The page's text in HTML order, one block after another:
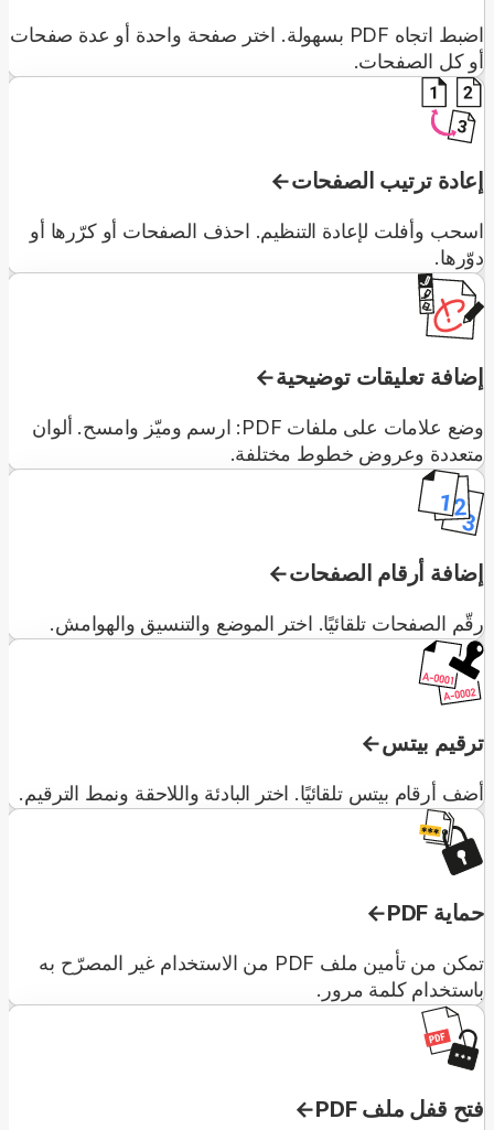
اضبط اتجاه PDF بسهولة. اختر صفحة واحدة أو عدة صفحات
أو كل الصفحات.
إعادة ترتيب الصفحات
اسحب وأفلت لإعادة التنظيم. احذف الصفحات أو كرّرها أو
دوّرها.
إضافة تعليقات توضيحية
وضع علامات على ملفات PDF: ارسم وميّز وامسح. ألوان
متعددة وعروض خطوط مختلفة.
إضافة أرقام الصفحات
رقّم الصفحات تلقائيًا. اختر الموضع والتنسيق والهوامش.
ترقيم بيتس
أضف أرقام بيتس تلقائيًا. اختر البادئة واللاحقة ونمط الترقيم.
حماية PDF
تمكن من تأمين ملف PDF من الاستخدام غير المصرّح به
باستخدام كلمة مرور.
فتح قفل ملف PDF